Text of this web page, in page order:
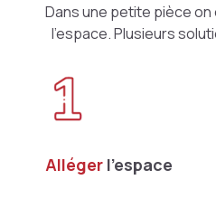
Dans une petite pièce
l’espace. Plusieurs
Alléger l’espace